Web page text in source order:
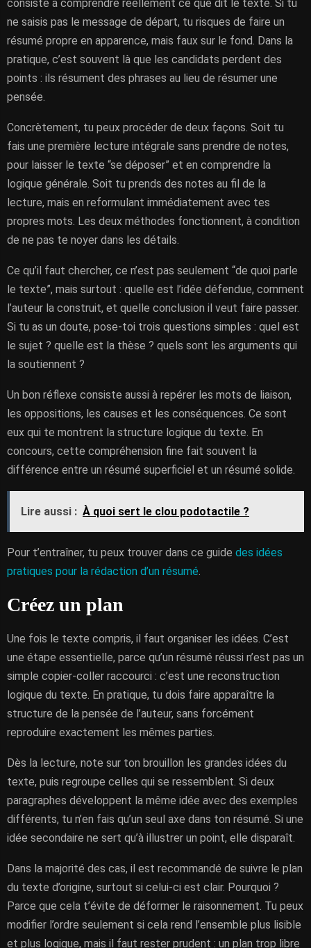
consiste à comprendre réellement ce que dit le texte. Si tu
ne saisis pas le message de départ, tu risques de faire un
résumé propre en apparence, mais faux sur le fond. Dans la
pratique, c’est souvent là que les candidats perdent des
points : ils résument des phrases au lieu de résumer une
pensée.
Concrètement, tu peux procéder de deux façons. Soit tu
fais une première lecture intégrale sans prendre de notes,
pour laisser le texte “se déposer” et en comprendre la
logique générale. Soit tu prends des notes au fil de la
lecture, mais en reformulant immédiatement avec tes
propres mots. Les deux méthodes fonctionnent, à condition
de ne pas te noyer dans les détails.
Ce qu’il faut chercher, ce n’est pas seulement “de quoi parle
le texte”, mais surtout : quelle est l’idée défendue, comment
l’auteur la construit, et quelle conclusion il veut faire passer.
Si tu as un doute, pose-toi trois questions simples : quel est
le sujet ? quelle est la thèse ? quels sont les arguments qui
la soutiennent ?
Un bon réflexe consiste aussi à repérer les mots de liaison,
les oppositions, les causes et les conséquences. Ce sont
eux qui te montrent la structure logique du texte. En
concours, cette compréhension fine fait souvent la
différence entre un résumé superficiel et un résumé solide.
Lire aussi : À quoi sert le clou podotactile ?
Pour t’entraîner, tu peux trouver dans ce guide des idées
pratiques pour la rédaction d’un résumé.
Créez un plan
Une fois le texte compris, il faut organiser les idées. C’est
une étape essentielle, parce qu’un résumé réussi n’est pas un
simple copier-coller raccourci : c’est une reconstruction
logique du texte. En pratique, tu dois faire apparaître la
structure de la pensée de l’auteur, sans forcément
reproduire exactement les mêmes parties.
Dès la lecture, note sur ton brouillon les grandes idées du
texte, puis regroupe celles qui se ressemblent. Si deux
paragraphes développent la même idée avec des exemples
différents, tu n’en fais qu’un seul axe dans ton résumé. Si une
idée secondaire ne sert qu’à illustrer un point, elle disparaît.
Dans la majorité des cas, il est recommandé de suivre le plan
du texte d’origine, surtout si celui-ci est clair. Pourquoi ?
Parce que cela t’évite de déformer le raisonnement. Tu peux
modifier l’ordre seulement si cela rend l’ensemble plus lisible
et plus logique, mais il faut rester prudent : un plan trop libre